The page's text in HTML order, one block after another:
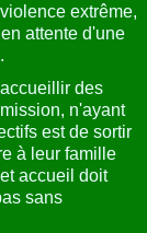
extrême,
attente d'une
des
n'ayant
est de sortir
à leur famille
accueil doit
sans